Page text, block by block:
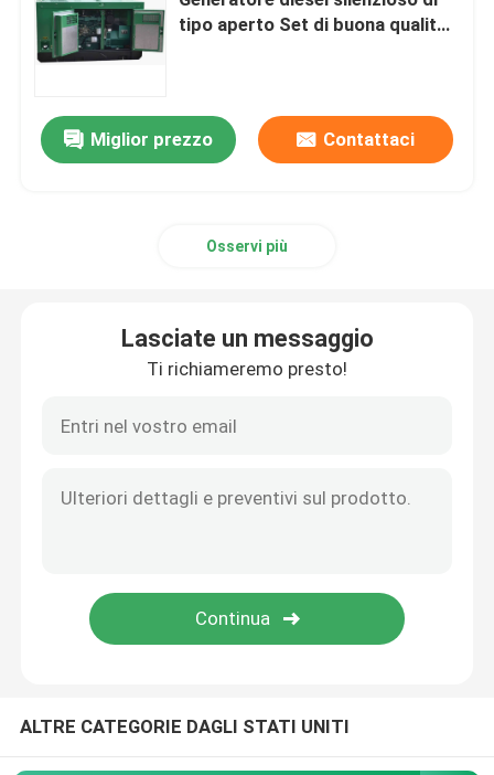
Generatore diesel di Yangdong
Generatore diesel di YUCHAI
Generatore diesel di SDEC
Generatore diesel per container
tipo aperto Set di buona qualità
Miglior prezzo Contattaci
Osservi più
Lasciate un messaggio
Ti richiameremo presto!
ALTRE CATEGORIE DAGLI STATI UNITI